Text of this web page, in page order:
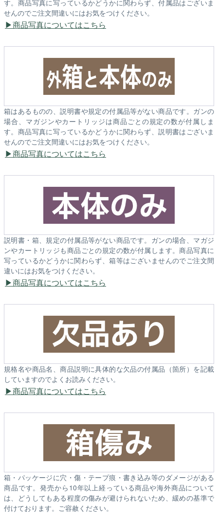
す。商品写真に写っているかどうかに関わらず、付属品はございま
せんのでご注文間違いにはお気をつけください。
商品写真についてはこちら
箱はあるものの、説明書や規定の付属品等がない商品です。ガンの
場合、マガジンやカートリッジは商品ごとの規定の数が付属しま
す。商品写真に写っているかどうかに関わらず、説明書はございま
せんのでご注文間違いにはお気をつけください。
商品写真についてはこちら
説明書・箱、規定の付属品等がない商品です。ガンの場合、マガジ
ンやカートリッジも商品ごとの規定の数が付属します。商品写真に
写っているかどうかに関わらず、箱等はございませんのでご注文間
違いにはお気をつけください。
商品写真についてはこちら
規格名や商品名、商品説明に具体的な欠品の付属品（箇所）を記載
していますのでよくお読みください。
商品写真についてはこちら
箱・パッケージに穴・傷・テープ痕・書き込み等のダメージがある
商品です。発売から10年以上経っている商品や海外商品について
は、どうしてもある程度の傷みが避けられないため、緩めの基準で
付けております。ご容赦ください。